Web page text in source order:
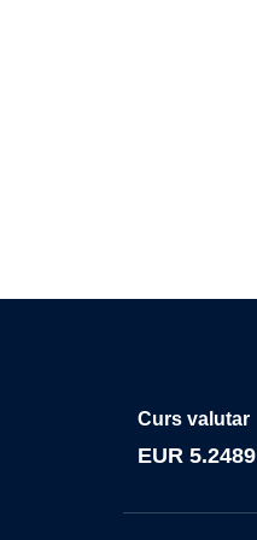
Curs valutar
EUR 5.2489